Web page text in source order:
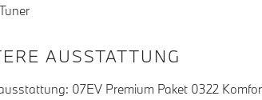
AUSSTATTUNG
07EV Premium Paket 0322